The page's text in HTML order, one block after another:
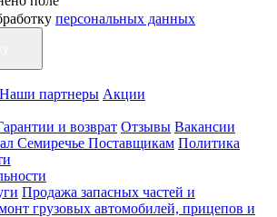
персональных данных
Наши партнеры Акции
и возврат Отзывы Вакансии
Семиречье Поставщикам Политика
Продажа запасных частей и
грузовых автомобилей, прицепов и